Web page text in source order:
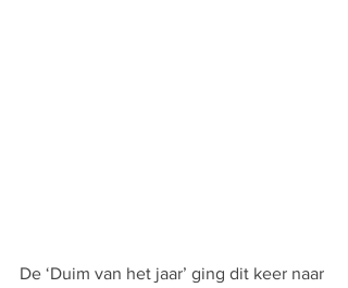
De ‘Duim van het jaar’ ging dit keer naar